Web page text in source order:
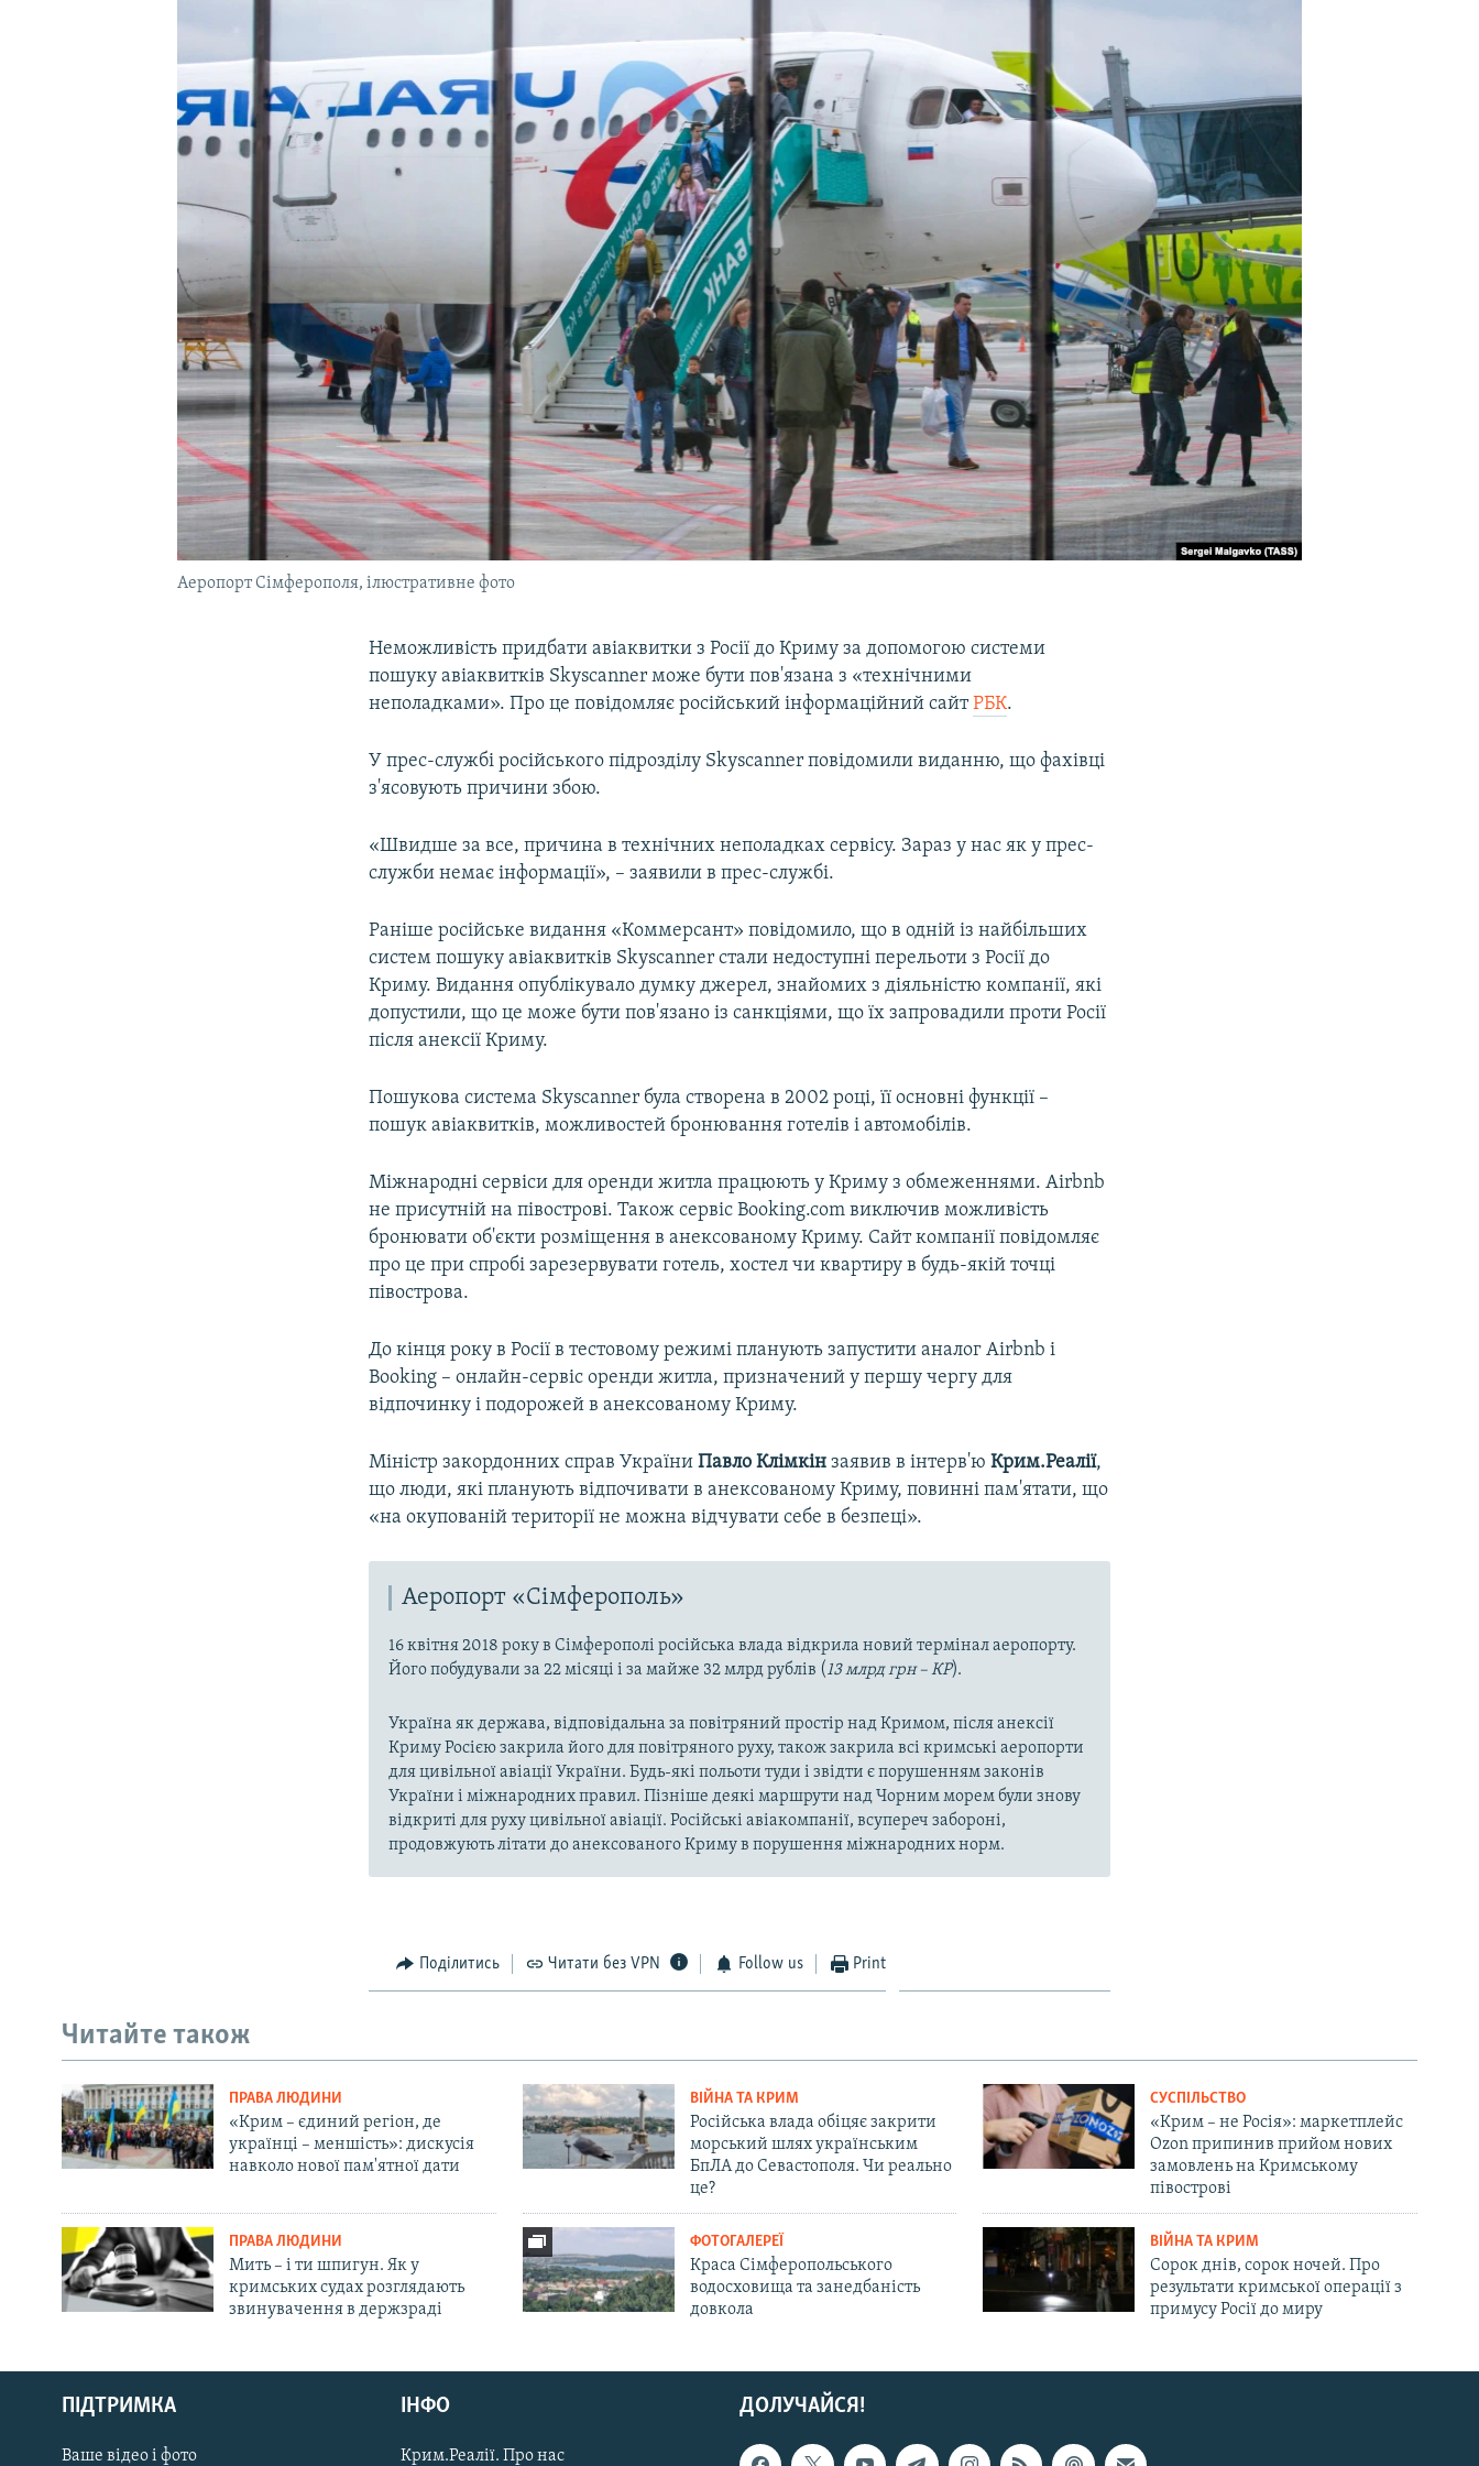
Русский
Qırımtatar
Аеропорт Сімферополя, ілюстративне фото
Неможливість придбати авіаквитки з Росії до Криму за допомогою системи
пошуку авіаквитків Skyscanner може бути пов'язана з «технічними
неполадками». Про це повідомляє російський інформаційний сайтРБК.
У прес-службі російського підрозділу Skyscanner повідомили виданню, що фахівці
з'ясовують причини збою.
«Швидше за все, причина в технічних неполадках сервісу. Зараз у нас як у прес-
служби немає інформації», – заявили в прес-службі.
Раніше російське видання «Коммерсант» повідомило, що в одній із найбільших
систем пошуку авіаквитків Skyscanner стали недоступні перельоти з Росії до
Криму. Видання опублікувало думку джерел, знайомих з діяльністю компанії, які
допустили, що це може бути пов'язано із санкціями, що їх запровадили проти Росії
після анексії Криму.
Пошукова система Skyscanner була створена в 2002 році, її основні функції –
пошук авіаквитків, можливостей бронювання готелів і автомобілів.
Міжнародні сервіси для оренди житла працюють у Криму з обмеженнями. Airbnb
не присутній на півострові. Також сервіс Booking.com виключив можливість
бронювати об'єкти розміщення в анексованому Криму. Сайт компанії повідомляє
про це при спробі зарезервувати готель, хостел чи квартиру в будь-якій точці
півострова.
До кінця року в Росії в тестовому режимі планують запустити аналог Airbnb і
Booking – онлайн-сервіс оренди житла, призначений у першу чергу для
відпочинку і подорожей в анексованому Криму.
Міністр закордонних справ УкраїниПавло Клімкін заявив в інтерв'юКрим.Реалії,
що люди, які планують відпочивати в анексованому Криму, повинні пам'ятати, що
«на окупованій території не можна відчувати себе в безпеці».
Аеропорт «Сімферополь»
16 квітня 2018 року в Сімферополі російська влада відкрила новий термінал аеропорту.
Його побудували за 22 місяці і за майже 32 млрд рублів (13 млрд грн – КР).
Україна як держава, відповідальна за повітряний простір над Кримом, після анексії
Криму Росією закрила його для повітряного руху, також закрила всі кримські аеропорти
для цивільної авіації України. Будь-які польоти туди і звідти є порушенням законів
України і міжнародних правил. Пізніше деякі маршрути над Чорним морем були знову
відкриті для руху цивільної авіації. Російські авіакомпанії, всупереч забороні,
продовжують літати до анексованого Криму в порушення міжнародних норм.
Поділитись Читати без VPN Follow us Print
Читайте також
ПРАВА ЛЮДИНИ
«Крим – єдиний регіон, де
українці – меншість»: дискусія
навколо нової пам'ятної дати
ВІЙНА ТА КРИМ
Російська влада обіцяє закрити
морський шлях українським
БпЛА до Севастополя. Чи реально
це?
СУСПІЛЬСТВО
«Крим – не Росія»: маркетплейс
Ozon припинив прийом нових
замовлень на Кримському
півострові
ПРАВА ЛЮДИНИ
Мить – і ти шпигун. Як у
кримських судах розглядають
звинувачення в держзраді
ФОТОГАЛЕРЕЇ
Краса Сімферопольського
водосховища та занедбаність
довкола
ВІЙНА ТА КРИМ
Сорок днів, сорок ночей. Про
результати кримської операції з
примусу Росії до миру
ДОЛУЧАЙСЯ!
ПІДТРИМКА
Ваше відео і фото
ІНФО
Крим.Реалії. Про нас